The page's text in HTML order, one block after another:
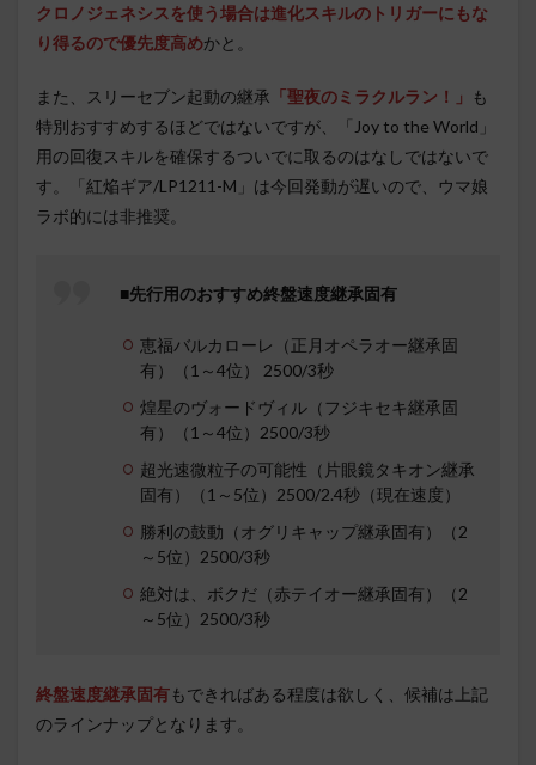
クロノジェネシスを使う場合は進化スキルのトリガーにもな
り得るので優先度高めかと。
また、スリーセブン起動の継承 「聖夜のミラクルラン！」
も
特別おすすめするほどではないですが、「Joy to the World」
用の回復スキルを確保するついでに取るのはなしではないで
す。「紅焔ギア/LP1211-M」は今回発動が遅いので、ウマ娘
ラボ的には非推奨。
■先行用のおすすめ終盤速度継承固有
恵福バルカローレ（正月オペラオー継承固
有）（1～4位） 2500/3秒
煌星のヴォードヴィル（フジキセキ継承固
有）（1～4位）2500/3秒
超光速微粒子の可能性（片眼鏡タキオン継承
固有）（1～5位）2500/2.4秒（現在速度）
勝利の鼓動（オグリキャップ継承固有）（2
～5位）2500/3秒
絶対は、ボクだ（赤テイオー継承固有）（2
～5位）2500/3秒
終盤速度継承固有もできればある程度は欲しく、候補は上記
のラインナップとなります。